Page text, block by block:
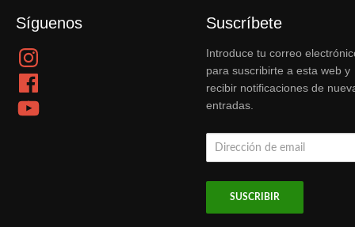
Síguenos
Instagram
Facebook
YouTube
Suscríbete
Introduce tu correo
para suscribirte a esta web y
recibir notificaciones de
entradas.
Dirección